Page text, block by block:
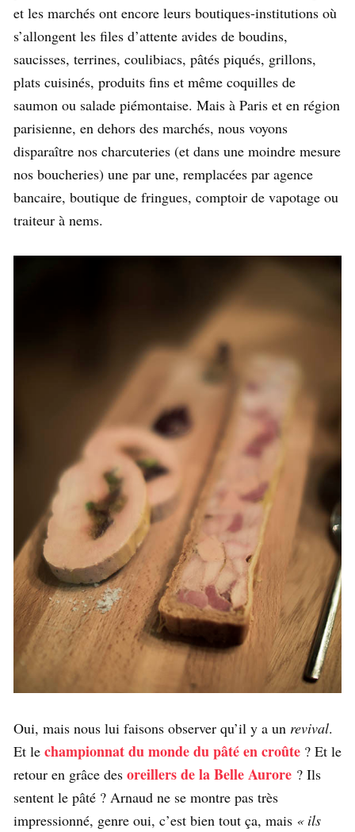
et les marchés ont encore leurs boutiques-institutions où
s’allongent les files d’attente avides de boudins,
saucisses, terrines, coulibiacs, pâtés piqués, grillons,
plats cuisinés, produits fins et même coquilles de
saumon ou salade piémontaise. Mais à Paris et en région
parisienne, en dehors des marchés, nous voyons
disparaître nos charcuteries (et dans une moindre mesure
nos boucheries) une par une, remplacées par agence
bancaire, boutique de fringues, comptoir de vapotage ou
traiteur à nems.
Oui, mais nous lui faisons observer qu’il y a un revival.
Et le championnat du monde du pâté en croûte ? Et le
retour en grâce des oreillers de la Belle Aurore ? Ils
sentent le pâté ? Arnaud ne se montre pas très
impressionné, genre oui, c’est bien tout ça, mais « ils